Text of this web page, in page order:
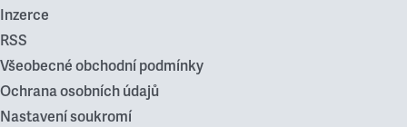
Inzerce
RSS
Všeobecné obchodní podmínky
Ochrana osobních údajů
Nastavení soukromí